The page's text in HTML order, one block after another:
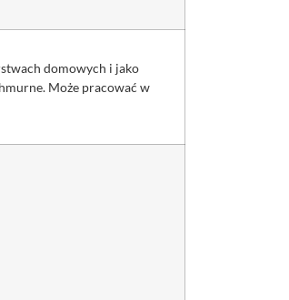
domowych i jako
Może pracować w